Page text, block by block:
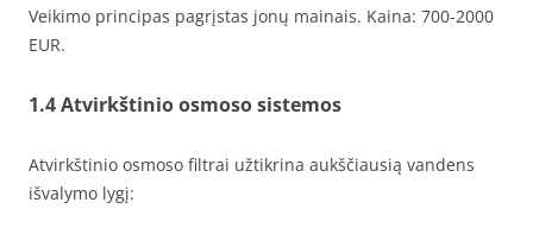
Veikimo principas pagrįstas jonų mainais. Kaina: 700-2000
EUR.
1.4 Atvirkštinio osmoso sistemos
Atvirkštinio osmoso filtrai užtikrina aukščiausią vandens
išvalymo lygį: